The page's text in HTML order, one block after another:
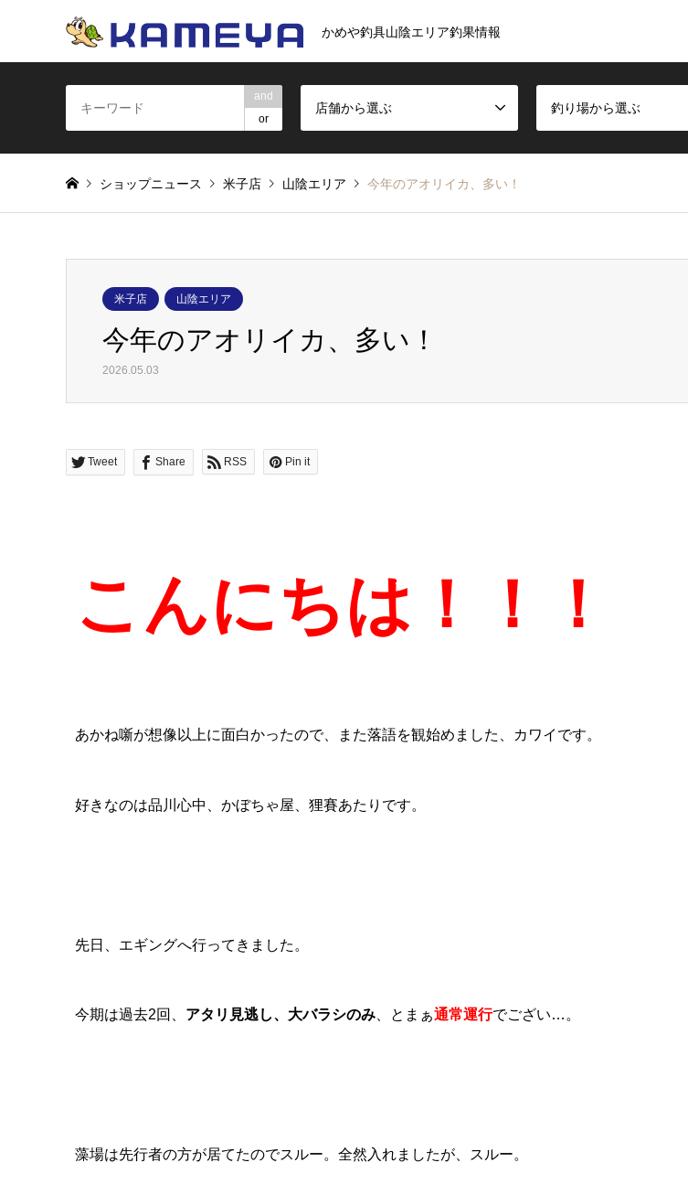
かめや釣具山陰エリア釣果情報
and
or
店舗から選ぶ 釣り場から選ぶ
ショップニュース 米子店 山陰エリア 今年のアオリイカ、多い！
米子店 山陰エリア
今年のアオリイカ、多い！
2026.05.03
Tweet Share RSS Pin it
こんにちは！！！
あかね噺が想像以上に面白かったので、また落語を観始めました、カワイです。
好きなのは品川心中、かぼちゃ屋、狸賽あたりです。
先日、エギングへ行ってきました。
今期は過去2回、 アタリ見逃し、大バラシのみ 、とまぁ通常運行でござい…。
藻場は先行者の方が居てたのでスルー。全然入れましたが、スルー。